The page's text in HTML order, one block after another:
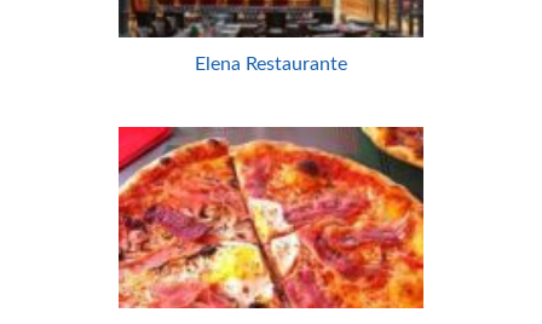
Elena Restaurante